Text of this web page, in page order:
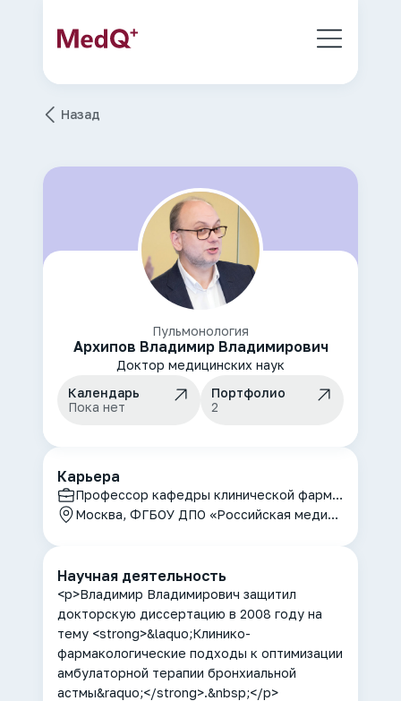
Назад
Пульмонология
Архипов Владимир Владимирович
Доктор медицинских наук
Календарь
Пока нет
Портфолио
2
Карьера
Профессор кафедры клинической фармакологии и терапии
Москва, ФГБОУ ДПО «Российская медицинская академия непрерывного последипломного образования» Минздрава России
Научная деятельность
<p>Владимир Владимирович защитил
докторскую диссертацию в 2008 году на
тему <strong>&laquo;Клинико-
фармакологические подходы к оптимизации
амбулаторной терапии бронхиальной
астмы&raquo;</strong>.&nbsp;</p>